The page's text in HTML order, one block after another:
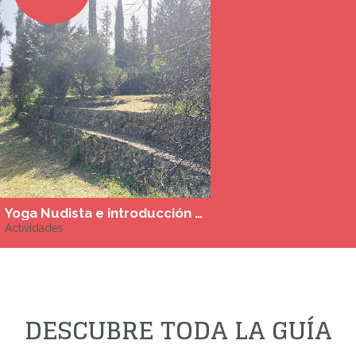
Yoga Nudista e introducción al masaje tántrico para hombres en Chipre del 30 de agosto al 6 de septiembre , del 20 al 27 de septiembre y del 18 al 25 de octubre de 2026
Actividades
DESCUBRE TODA LA GUÍA